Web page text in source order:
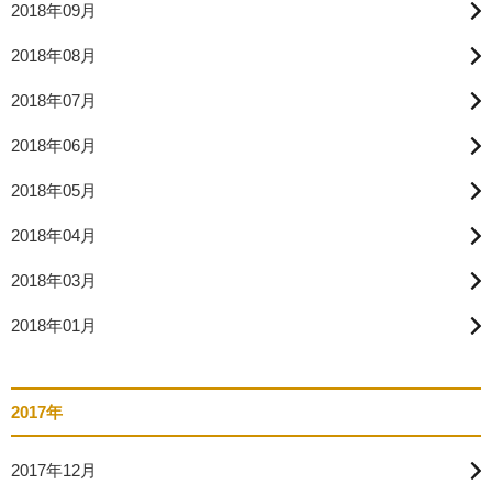
2018年09月
2018年08月
2018年07月
2018年06月
2018年05月
2018年04月
2018年03月
2018年01月
2017年
2017年12月